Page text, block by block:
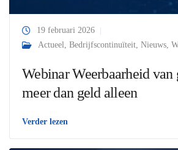
19 februari 2026
Actueel, Bedrijfscontinuïteit, Nieuws,
Webinar Weerbaarheid van
meer dan geld alleen
Verder lezen